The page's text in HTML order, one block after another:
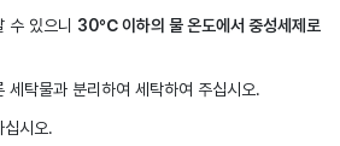
수 있으니 30℃ 이하의 물 온도에서 중성세제로
세탁물과 분리하여 세탁하여 주십시오.
십시오.